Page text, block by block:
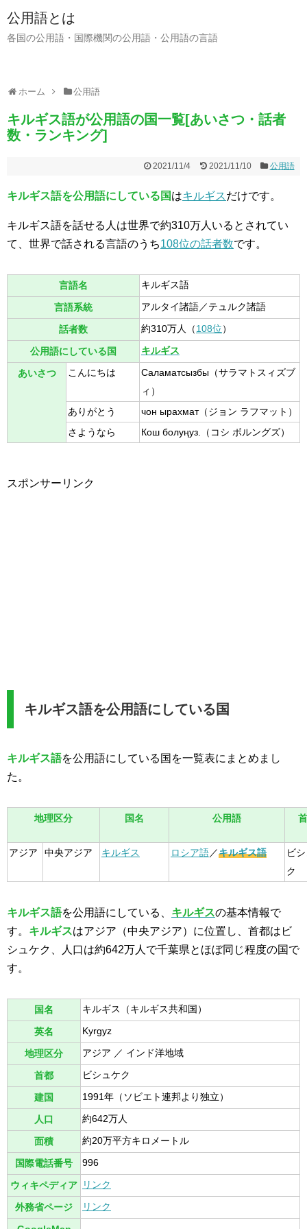
公用語とは
各国の公用語・国際機関の公用語・公用語の言語
ホーム 公用語
キルギス語が公用語の国一覧[あいさつ・話者
数・ランキング]
2021/11/4 2021/11/10 公用語
キルギス語を公用語にしている国はキルギスだけです。
キルギス語を話せる人は世界で約310万人いるとされてい
て、世界で話される言語のうち108位の話者数です。
言語名 キルギス語
言語系統 アルタイ諸語／テュルク諸語
話者数 約310万人（108位）
公用語にしている国 キルギス
あいさつ こんにちは
Саламатсызбы（サラマトスィズブ
ィ）
ありがとう
чон ырахмат（ジョン ラフマット）
さようなら
Кош болуңуз.（コシ ボルングズ）
スポンサーリンク
キルギス語を公用語にしている国
キルギス語を公用語にしている国を一覧表にまとめまし
た。
地理区分 国名 公用語
アジア 中央アジア キルギス ロシア語／キルギス語
ビ
ク
キルギス語を公用語にしている、 キルギスの基本情報で
す。 キルギスはアジア（中央アジア）に位置し、首都はビ
シュケク、人口は約642万人で千葉県とほぼ同じ程度の国で
す。
国名 キルギス（キルギス共和国）
英名 Kyrgyz
地理区分 アジア ／ インド洋地域
首都 ビシュケク
建国 1991年（ソビエト連邦より独立）
人口 約642万人
面積 約20万平方キロメートル
国際電話番号 996
ウィキペディア リンク
外務省ページ リンク